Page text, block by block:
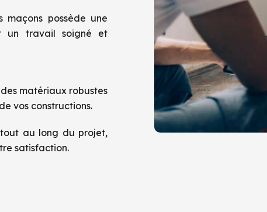
possède une
un travail soigné et
matériaux robustes
vos constructions.
au long du projet,
satisfaction.